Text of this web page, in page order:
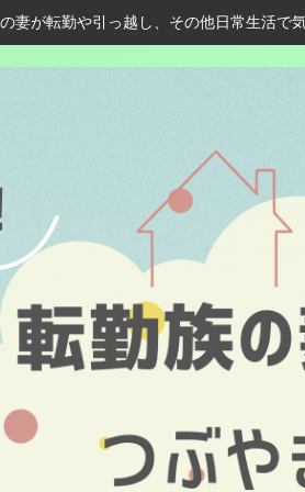
妻が転勤や引っ越し、その他日常生活で